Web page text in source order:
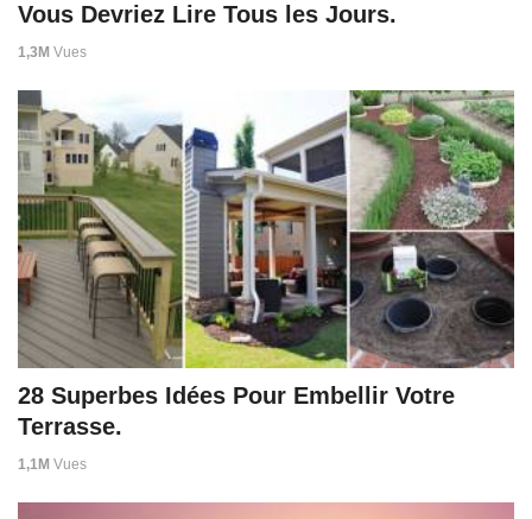
Vous Devriez Lire Tous les Jours.
1,3M Vues
28 Superbes Idées Pour Embellir Votre
Terrasse.
1,1M Vues